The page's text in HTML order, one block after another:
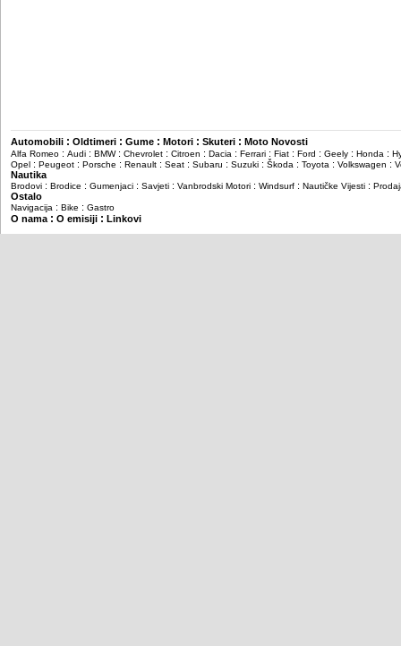
Automobili : Oldtimeri : Gume : Motori : Skuteri : Moto Novosti
Alfa Romeo : Audi : BMW: Chevrolet : Citroen : Dacia : Ferrari : Fiat : Ford : Geely : Honda :
Opel : Peugeot : Porsche : Renault : Seat : Subaru : Suzuki : Škoda : Toyota : Volkswagen :
Nautika
Brodovi : Brodice : Gumenjaci : Savjeti : Vanbrodski Motori : Windsurf : Nautičke Vijesti :
Ostalo
Navigacija : Bike : Gastro
O nama: O emisiji : Linkovi